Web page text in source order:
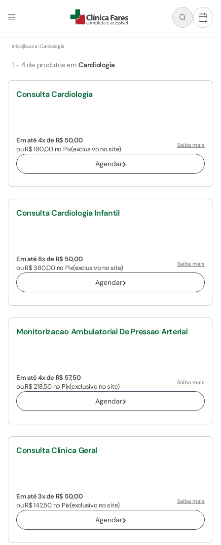
+
InícioBusca Cardiologia
1- 4de produtos emCardiologia
Consulta Cardiologia
Em até 4x de R$ 50,00
ou R$ 190,00 no Pix(exclusivo no site) Saiba mais
Agendar
Consulta Cardiologia Infantil
Em até 8x de R$ 50,00
ou R$ 380,00 no Pix(exclusivo no site) Saiba mais
Agendar
Monitorizacao Ambulatorial De Pressao Arterial
Em até 4x de R$ 57,50
ou R$ 218,50 no Pix(exclusivo no site) Saiba mais
Agendar
Consulta Clínica Geral
Em até 3x de R$ 50,00
ou R$ 142,50 no Pix(exclusivo no site) Saiba mais
Agendar